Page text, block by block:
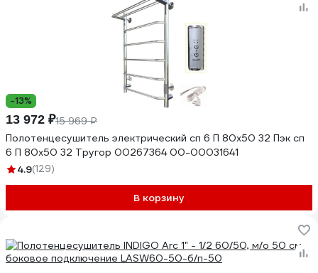
-13%
13 972 ₽15 969 ₽
Полотенцесушитель электрический сп 6 П 80х50 32 Пэк сп
6 П 80х50 32 Тругор 00267364 00-00031641
4.9(129)
В корзину